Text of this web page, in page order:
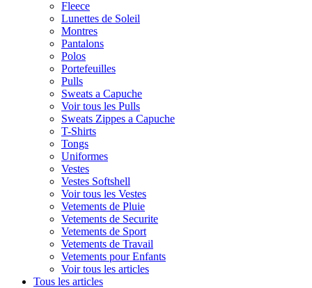
Fleece
Lunettes de Soleil
Montres
Pantalons
Polos
Portefeuilles
Pulls
Sweats a Capuche
Voir tous les Pulls
Sweats Zippes a Capuche
T-Shirts
Tongs
Uniformes
Vestes
Vestes Softshell
Voir tous les Vestes
Vetements de Pluie
Vetements de Securite
Vetements de Sport
Vetements de Travail
Vetements pour Enfants
Voir tous les articles
Tous les articles